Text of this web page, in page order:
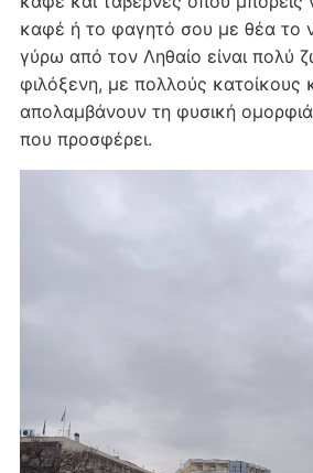
καφέ ή το φαγητό σου με θέα το
γύρω από τον Ληθαίο είναι πολύ
φιλόξενη, με πολλούς κατοίκους
απολαμβάνουν τη φυσική ομορφιά
που προσφέρει.